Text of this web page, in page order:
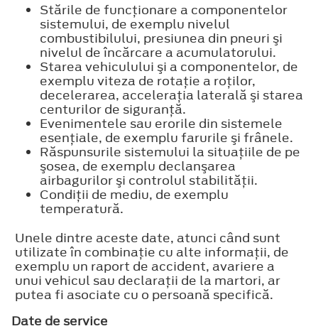
Stările de funcţionare a componentelor
sistemului, de exemplu nivelul
combustibilului, presiunea din pneuri şi
nivelul de încărcare a acumulatorului.
Starea vehiculului şi a componentelor, de
exemplu viteza de rotaţie a roţilor,
decelerarea, acceleraţia laterală şi starea
centurilor de siguranţă.
Evenimentele sau erorile din sistemele
esenţiale, de exemplu farurile şi frânele.
Răspunsurile sistemului la situaţiile de pe
şosea, de exemplu declanşarea
airbagurilor şi controlul stabilităţii.
Condiţii de mediu, de exemplu
temperatură.
Unele dintre aceste date, atunci când sunt
utilizate în combinaţie cu alte informaţii, de
exemplu un raport de accident, avariere a
unui vehicul sau declaraţii de la martori, ar
putea fi asociate cu o persoană specifică.
Date de service